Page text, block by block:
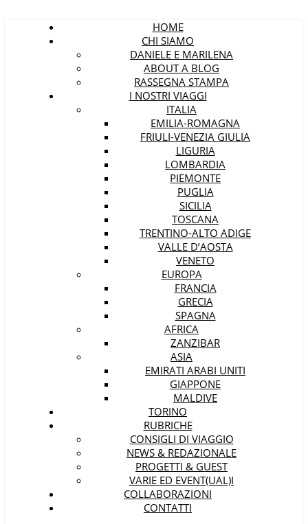
HOME
CHI SIAMO
DANIELE E MARILENA
ABOUT A BLOG
RASSEGNA STAMPA
I NOSTRI VIAGGI
ITALIA
EMILIA-ROMAGNA
FRIULI-VENEZIA GIULIA
LIGURIA
LOMBARDIA
PIEMONTE
PUGLIA
SICILIA
TOSCANA
TRENTINO-ALTO ADIGE
VALLE D’AOSTA
VENETO
EUROPA
FRANCIA
GRECIA
SPAGNA
AFRICA
ZANZIBAR
ASIA
EMIRATI ARABI UNITI
GIAPPONE
MALDIVE
TORINO
RUBRICHE
CONSIGLI DI VIAGGIO
NEWS & REDAZIONALE
PROGETTI & GUEST
VARIE ED EVENT(UAL)I
COLLABORAZIONI
CONTATTI